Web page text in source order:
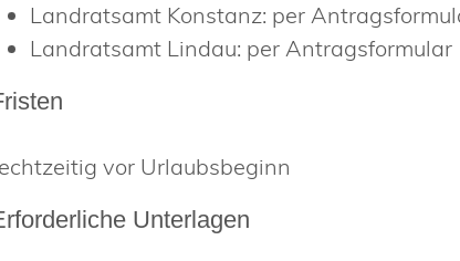
Landratsamt Konstanz: per
Landratsamt Lindau: per Antragsformular
vor Urlaubsbeginn
Unterlagen